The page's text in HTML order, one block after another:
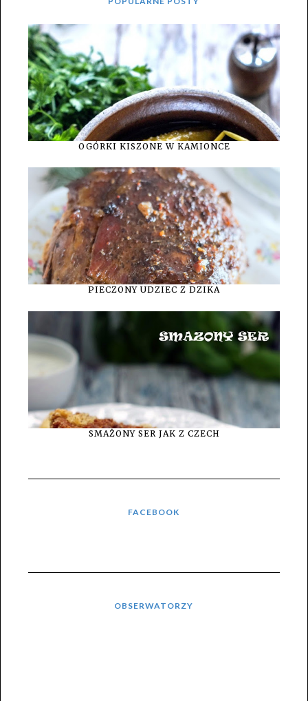
OGÓRKI KISZONE W KAMIONCE
PIECZONY UDZIEC Z DZIKA
SMAŻONY SER JAK Z CZECH
FACEBOOK
OBSERWATORZY